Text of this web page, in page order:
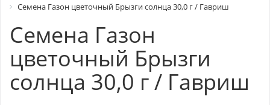
Семена Газон цветочный Брызги солнца 30,0 г / Гавриш
Семена Газон
цветочный Брызги
солнца 30,0 г / Гавриш